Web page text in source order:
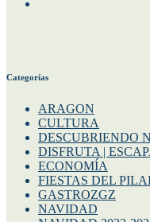
Categorías
ARAGON
CULTURA
DESCUBRIENDO
DISFRUTA |
ECONOMÍA
FIESTAS DEL
GASTROZGZ
NAVIDAD